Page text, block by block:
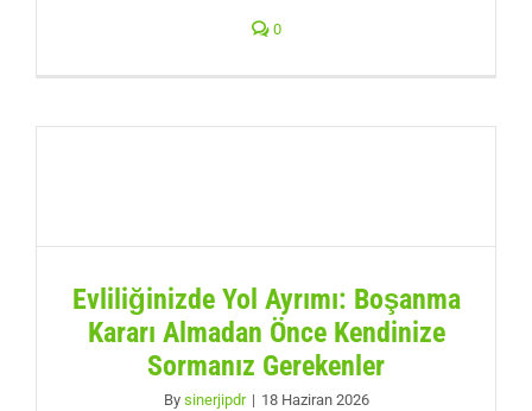
0
Evliliğinizde Yol Ayrımı: Boşanma
Kararı Almadan Önce Kendinize
Sormanız Gerekenler
By sinerjipdr | 18 Haziran 2026